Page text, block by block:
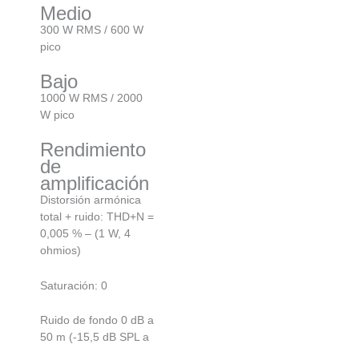
Medio
300 W RMS / 600 W
pico
Bajo
1000 W RMS / 2000
W pico
Rendimiento
de
amplificación
Distorsión armónica
total + ruido: THD+N =
0,005 % – (1 W, 4
ohmios)
Saturación: 0
Ruido de fondo 0 dB a
50 m (-15,5 dB SPL a